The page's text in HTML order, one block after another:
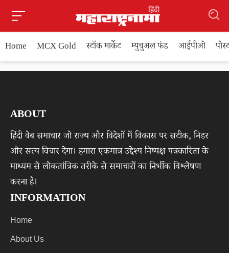
Home MCX Gold स्टॉक मार्केट म्युचुअल फंड आईपीओ
ABOUT
हिंदी वेब समाचार जो राज्य और विदेशों में विकास पर सटीक, निडर
और सत्य विचार देगा। हमारा एकमात्र उद्देश्य निष्पक्ष पत्रकारिता के
माध्यम से लोकतांत्रिक तरीके से समाचारों का निर्भीक विश्लेषण
करना है।
INFORMATION
Home
About Us